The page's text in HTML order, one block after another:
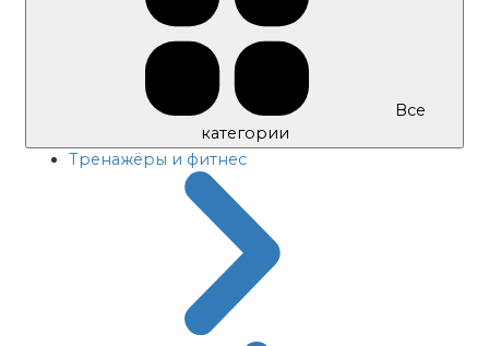
Все
категории
Тренажёры и фитнес